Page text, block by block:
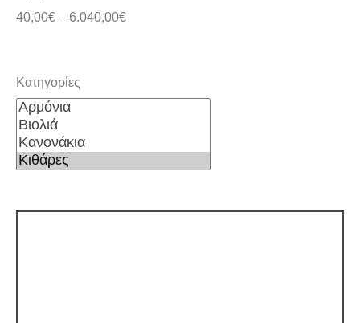
40,00€ – 6.040,00€
Κατηγορίες